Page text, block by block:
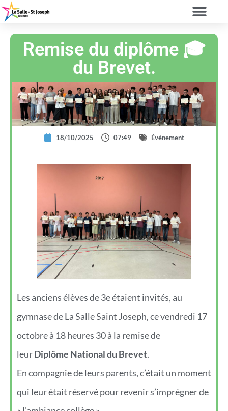
Remise du diplôme 🎓
du Brevet.
18/10/2025 07:49 Événement
Les anciens élèves de 3e étaient invités, au
gymnase de La Salle Saint Joseph, ce vendredi 17
octobre à 18 heures 30 à la remise de
leurDiplôme National du Brevet.
En compagnie de leurs parents, c’était un moment
qui leur était réservé pour revenir s’imprégner de